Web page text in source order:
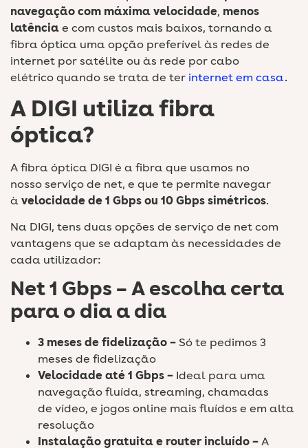
navegação com máxima velocidade, menos
latênciae com custos mais baixos, tornando a
fibra óptica uma opção preferível às redes de
internet por satélite ou às rede por cabo
elétrico quando se trata de ter internet em casa.
A DIGI utiliza fibra
óptica?
A fibra óptica DIGI é a fibra que usamos no
nosso serviço de net, e que te permite navegar
àvelocidade de 1 Gbps ou 10 Gbps simétricos.
Na DIGI, tens duas opções de serviço de net com
vantagens que se adaptam às necessidades de
cada utilizador:
Net 1 Gbps – A escolha certa
para o dia a dia
3 meses de fidelização – Só te pedimos 3
meses de fidelização
Velocidade até 1 Gbps– Ideal para uma
navegação fluída, streaming, chamadas
de vídeo, e jogos online mais fluídos e em alta
resolução
Instalação gratuitae router incluído –A